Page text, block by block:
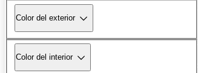
Color del exterior
Color del interior